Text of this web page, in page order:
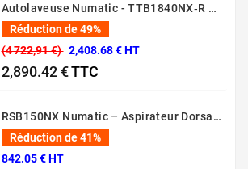
Autolaveuse Numatic - TTB1840NX‑R – (Batterie 36 V, 18 L)
Réduction de 49%
(4 722,91 €) 2,408.68 € HT
2,890.42 €TTC
RSB150NX Numatic – Aspirateur Dorsal Pro [80 Min – 5L – 36V]
Réduction de 41%
842.05 € HT